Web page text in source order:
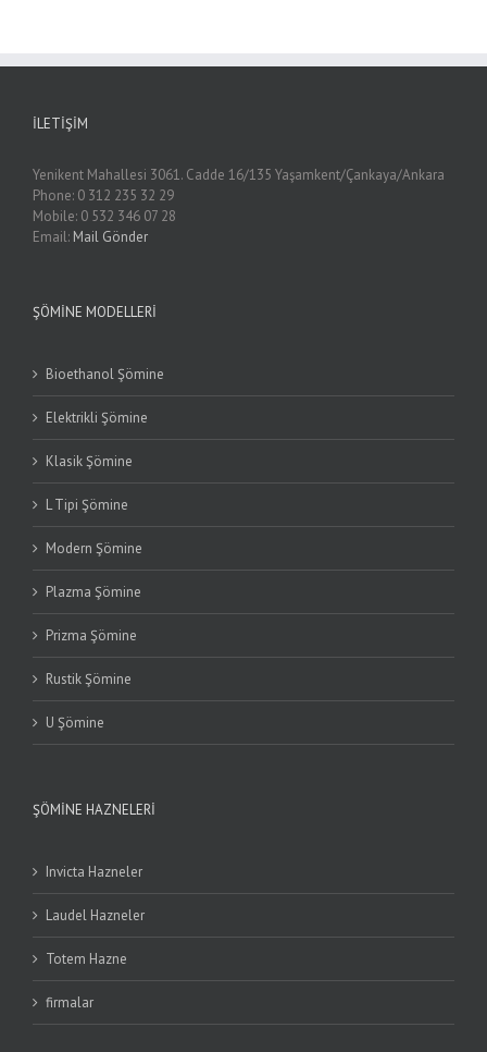
İLETIŞIM
Yenikent Mahallesi 3061. Cadde 16/135 Yaşamkent/Çankaya/Ankara
Phone: 0 312 235 32 29
Mobile: 0 532 346 07 28
Email: Mail Gönder
ŞÖMINE MODELLERI
Bioethanol Şömine
Elektrikli Şömine
Klasik Şömine
L Tipi Şömine
Modern Şömine
Plazma Şömine
Prizma Şömine
Rustik Şömine
U Şömine
ŞÖMINE HAZNELERI
Invicta Hazneler
Laudel Hazneler
Totem Hazne
firmalar